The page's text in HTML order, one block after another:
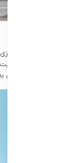
قدرت و توان کولر